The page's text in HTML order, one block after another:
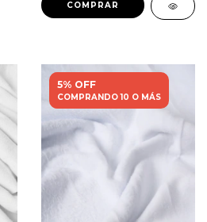
5% OFF
COMPRANDO 10 O MÁS